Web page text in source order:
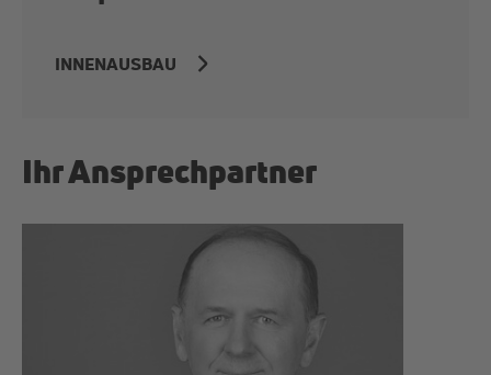
INNENAUSBAU
Ihr Ansprechpartner